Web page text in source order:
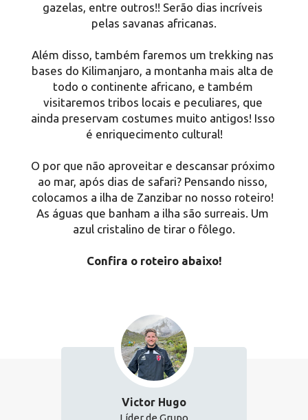
gazelas, entre outros!! Serão dias incríveis
pelas savanas africanas.
Além disso, também faremos um trekking nas
bases do Kilimanjaro, a montanha mais alta de
todo o continente africano, e também
visitaremos tribos locais e peculiares, que
ainda preservam costumes muito antigos! Isso
é enriquecimento cultural!
O por que não aproveitar e descansar próximo
ao mar, após dias de safari? Pensando nisso,
colocamos a ilha de Zanzibar no nosso roteiro!
As águas que banham a ilha são surreais. Um
azul cristalino de tirar o fôlego.
Confira o roteiro abaixo!
Victor Hugo
Líder de Grupo